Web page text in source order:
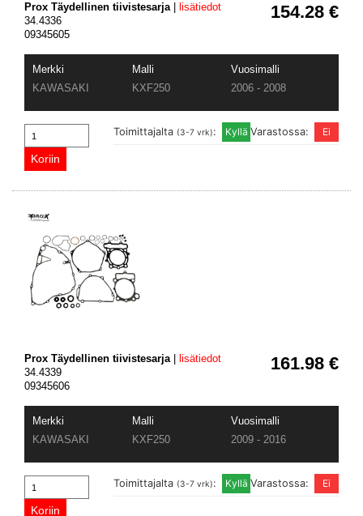
154.28 €
Prox Täydellinen tiivistesarja|
lisätiedot
34.4336
09345605
Merkki Malli
Vuosimalli
KAWASAKI
KXF250 2006 - 2008
Varastossa:
Toimittajalta (3-7 vrk):
161.98 €
Prox Täydellinen tiivistesarja|
lisätiedot
34.4339
09345606
Merkki Malli
Vuosimalli
KAWASAKI
KXF250 2009 - 2016
Varastossa:
Toimittajalta (3-7 vrk):